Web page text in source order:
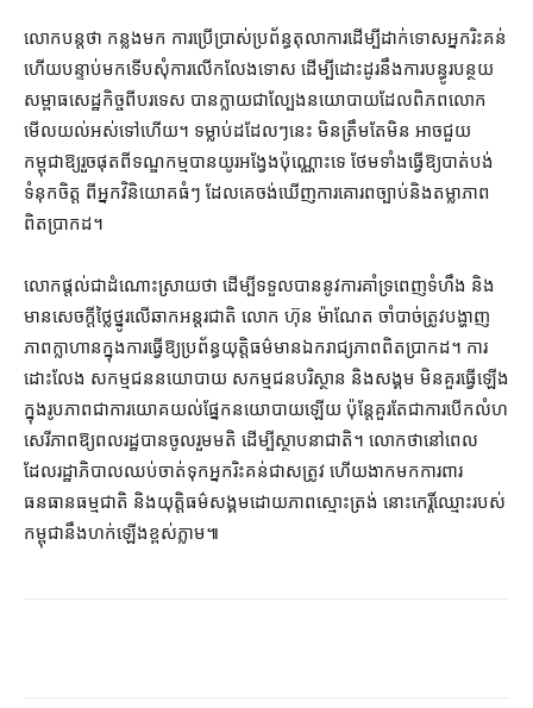
លោក​បន្ត​ថា កន្លង​មក ការប្រើប្រាស់​ប្រព័ន្ធ​តុលាការ​ដើម្បី​ដាក់ទោស​អ្នក​រិះគន់
ហើយ​បន្ទាប់មក​ទើប​សុំ​ការ​លើកលែងទោស ដើម្បី​ដោះដូរ​នឹង​ការ​បន្ធូរបន្ថយ​
សម្ពាធ​សេដ្ឋកិច្ច​ពី​បរទេស បាន​ក្លាយជា​ល្បែង​នយោបាយ​ដែល​ពិភពលោក​
មើល​យល់​អស់​ទៅ​ហើយ​។ ទម្លាប់​ដដែលៗ​នេះ មិន​ត្រឹមតែ​មិន អាច​ជួយ
កម្ពុជា​ឱ្យ​រួច​ផុត​ពី​ទណ្ឌកម្ម​បាន​យូរ​អង្វែង​ប៉ុណ្ណោះ​ទេ ថែមទាំង​ធ្វើ​ឱ្យ​បាត់បង់​
ទំនុកចិត្ត ពី​អ្នក​វិនិយោគ​ធំៗ ដែល​គេ​ចង់​ឃើញ​ការគោរព​ច្បាប់​និង​តម្លាភាព​
ពិតប្រាកដ។
លោក​ផ្ដល់​ជា​ដំណោះស្រាយ​ថា ដើម្បី​ទទួល​បាន​នូវ​ការ​គាំទ្រ​ពេញទំហឹង និង​
មាន​សេចក្ដីថ្លៃថ្នូរ​លើ​ឆាក​អន្តរជាតិ លោក ហ៊ុន ម៉ាណែត ចាំបាច់​ត្រូវ​បង្ហាញ​
ភាព​ក្លាហាន​ក្នុង​ការ​ធ្វើ​ឱ្យ​ប្រព័ន្ធ​យុត្តិធម៌​មាន​ឯករាជ្យ​ភាព​ពិតប្រាកដ​។ ការ​
ដោះលែង សកម្មជន​នយោបាយ សកម្មជន​បរិស្ថាន និង​សង្គម មិន​គួរ​ធ្វើឡើង​
ក្នុង​រូបភាព​ជា​ការ​យោគយល់​ផ្នែក​នយោបាយ​ឡើយ ប៉ុន្តែ​គួរតែ​ជា​ការ​បើក​លំហ​
សេរីភាព​ឱ្យ​ពលរដ្ឋ​បាន​ចូលរួម​មតិ ដើម្បី​ស្ថាបនា​ជាតិ។ លោក​ថា​នៅ​ពេល​
ដែល​រដ្ឋាភិបាល​ឈប់​ចាត់ទុក​អ្នក​រិះគន់​ជាស​ត្រូវ ហើយ​ងាក​មក​ការពារ​
ធនធានធម្មជាតិ និង​យុត្តិធម៌​សង្គម​ដោយ​ភាពស្មោះត្រង់ នោះ​កេរ្តិ៍ឈ្មោះ​របស់​
កម្ពុជា​នឹង​ហក់​ឡើង​ខ្ពស់​ភ្លាម៕